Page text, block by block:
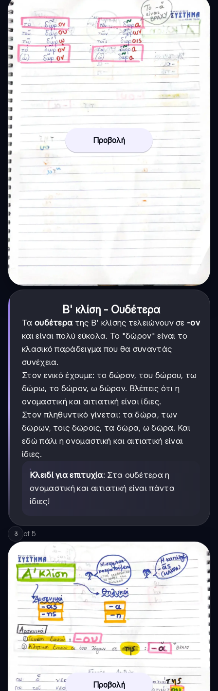
Προβολή
Β' κλίση - Ουδέτερα
Τα ουδέτερα της Β' κλίσης τελειώνουν σε -ον
και είναι πολύ εύκολα. Το "δώρον" είναι το
κλασικό παράδειγμα που θα συναντάς
συνέχεια.
Στον ενικό έχουμε: το δώρον, του δώρου, τω
δώρω, το δώρον, ω δώρον. Βλέπεις ότι η
ονομαστική και αιτιατική είναι ίδιες.
Στον πληθυντικό γίνεται: τα δώρα, των
δώρων, τοις δώροις, τα δώρα, ω δώρα. Και
εδώ πάλι η ονομαστική και αιτιατική είναι
ίδιες.
Κλειδί για επιτυχία: Στα ουδέτερα η
ονομαστική και αιτιατική είναι πάντα
ίδιες!
3 of 5
Προβολή